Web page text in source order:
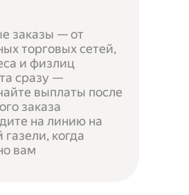
заказы — от
торговых сетей,
и физлиц
сразу —
выплаты после
заказа
на линию на
газели, когда
вам